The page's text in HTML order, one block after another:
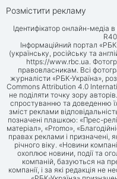
Розмістити рекламу
Ідентифікатор онлайн-медіа
Інформаційний портал
(українську, російську та
https://www.rbc.ua.
правовласникам. Всі
журналісти «РБК-Україна»,
Commons Attribution 4.0
не поділяти точку зору
спростуванню та доведенню
зміст реклами
позначені плашкою: «Прес-
матеріал», «Promo»,
правах реклами і призначені,
річного віку. «Новини
охоплює новини, події та
компаній, базуються на
компанії, і за які редакція не